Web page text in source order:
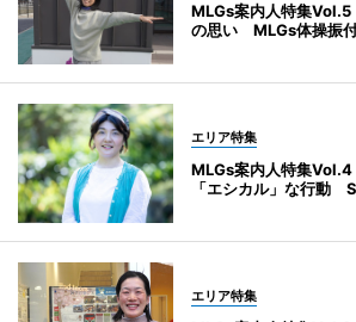
MLGs案内人特集
の思い MLGs体操振
エリア特集
MLGs案内人特集
「エシカル」な行動
エリア特集